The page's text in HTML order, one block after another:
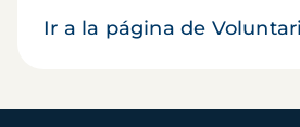
Ir a la página de